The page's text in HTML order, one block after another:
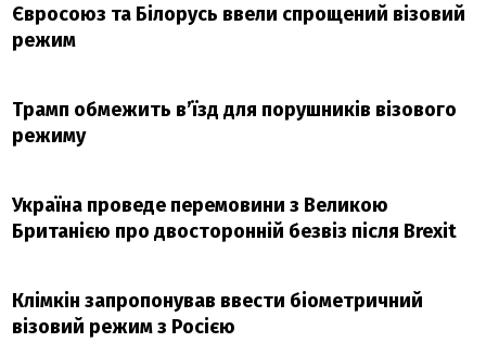
Євросоюз та Білорусь ввели спрощений візовий
режим
Трамп обмежить в’їзд для порушників візового
режиму
Україна проведе перемовини з Великою
Британією про двосторонній безвіз після Brexit
Клімкін запропонував ввести біометричний
візовий режим з Росією